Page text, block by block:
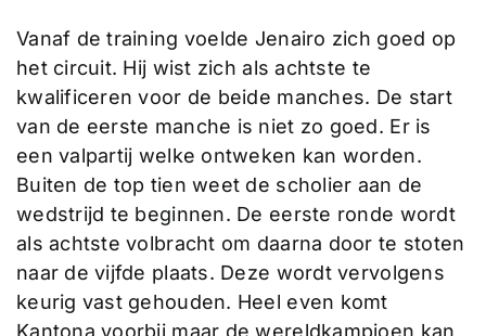
Vanaf de training voelde Jenairo zich goed op
het circuit. Hij wist zich als achtste te
kwalificeren voor de beide manches. De start
van de eerste manche is niet zo goed. Er is
een valpartij welke ontweken kan worden.
Buiten de top tien weet de scholier aan de
wedstrijd te beginnen. De eerste ronde wordt
als achtste volbracht om daarna door te stoten
naar de vijfde plaats. Deze wordt vervolgens
keurig vast gehouden. Heel even komt
Kantona voorbij maar de wereldkampioen kan